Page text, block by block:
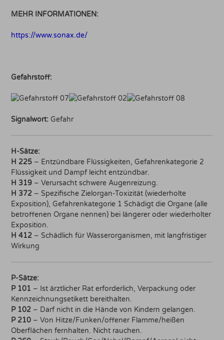
MEHR INFORMATIONEN:
https://www.sonax.de/
Gefahrstoff:
Signalwort: Gefahr
H-Sätze:
H 225 – Entzündbare Flüssigkeiten, Gefahrenkategorie 2
Flüssigkeit und Dampf leicht entzündbar.
H 319 – Verursacht schwere Augenreizung.
H 372 – Spezifische Zielorgan-Toxizität (wiederholte
Exposition), Gefahrenkategorie 1 Schädigt die Organe (alle
betroffenen Organe nennen) bei längerer oder wiederholter
Exposition.
H 412 – Schädlich für Wasserorganismen, mit langfristiger
Wirkung
P-Sätze:
P 101 – Ist ärztlicher Rat erforderlich, Verpackung oder
Kennzeichnungsetikett bereithalten.
P 102 – Darf nicht in die Hände von Kindern gelangen.
P 210 – Von Hitze/Funken/offener Flamme/heißen
Oberflächen fernhalten. Nicht rauchen.